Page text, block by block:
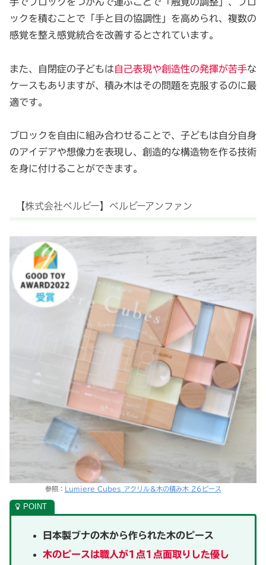
ックを積むことで「手と目の協調性」を高められ、複数の
感覚を整え感覚統合を改善するとされています。
また、自閉症の子どもは自己表現や創造性の発揮が苦手な
ケースもありますが、積み木はその問題を克服するのに最
適です。
ブロックを自由に組み合わせることで、子どもは自分自身
のアイデアや想像力を表現し、創造的な構造物を作る技術
を身に付けることができます。
【株式会社ベルビー】ベルビーアンファン
参照： Lumiere Cubes アクリル＆木の積み木 26ピース
日本製ブナの木から作られた木のピース
木のピースは職人が1点1点面取りした優し